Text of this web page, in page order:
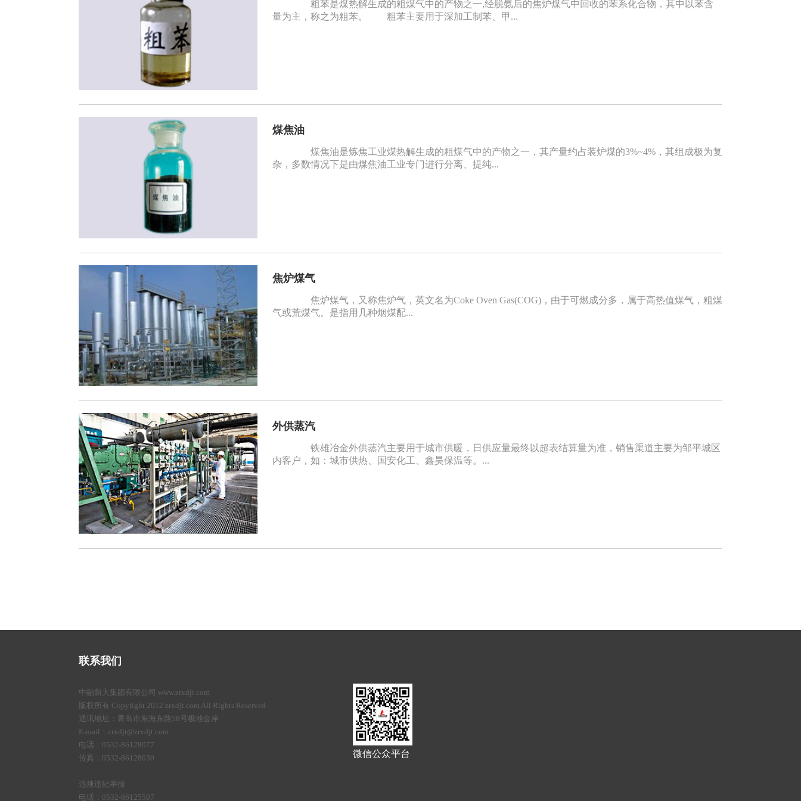
粗苯是煤热解生成的粗煤气中的产物之一,经脱氨后的焦炉煤气中回收的苯系化合物，其中以苯含
量为主，称之为粗苯。 粗苯主要用于深加工制苯、甲...
煤焦油
煤焦油是炼焦工业煤热解生成的粗煤气中的产物之一，其产量约占装炉煤的3%~4%，其组成极为复
杂，多数情况下是由煤焦油工业专门进行分离、提纯...
焦炉煤气
焦炉煤气，又称焦炉气，英文名为Coke Oven Gas(COG)，由于可燃成分多，属于高热值煤气，粗煤
气或荒煤气。是指用几种烟煤配...
外供蒸汽
铁雄冶金外供蒸汽主要用于城市供暖，日供应量最终以超表结算量为准，销售渠道主要为邹平城区
内客户，如：城市供热、国安化工、鑫昊保温等。...
联系我们
中融新大集团有限公司 www.zrxdjt.com
版权所有 Copyright 2012 zrxdjt.com All Rights Reserved
通讯地址：青岛市东海东路58号极地金岸
E-mail：zrxdjt@zrxdjt.com
电话：0532-86128077
传真：0532-86128030
违规违纪举报
电话：0532-86125507
微信公众平台